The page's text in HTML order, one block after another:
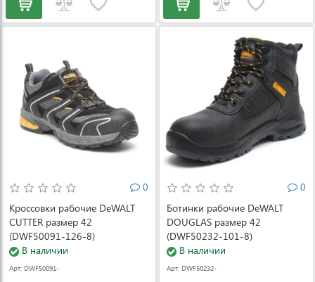
0
Кроссовки рабочие DeWALT
CUTTER размер 42
(DWF50091-126-8)
В наличии
Арт: DWF50091-
0
Ботинки рабочие DeWALT
DOUGLAS размер 42
(DWF50232-101-8)
В наличии
Арт: DWF50232-